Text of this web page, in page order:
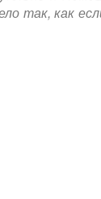
так, как